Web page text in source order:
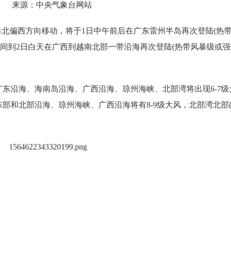
来源：中央气象台网站
西方向移动，将于1日中午前后在广东雷州半岛再次登陆(热
到2日白天在广西到越南北部一带沿海再次登陆(热带风暴级或
海、海南岛沿海、广西沿海、琼州海峡、北部湾将出现6-7级
和北部沿海、琼州海峡、广西沿海将有8-9级大风，北部湾北